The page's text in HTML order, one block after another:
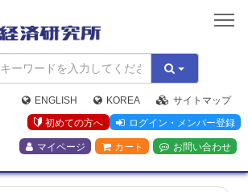
矢
野
経
済
研
究
所
ENGLISH KOREA
サイトマップ
初めての方へ
ログイン・メンバー登録
マイページ カート お問い合わせ